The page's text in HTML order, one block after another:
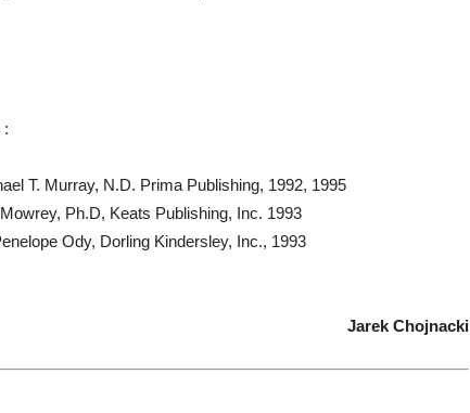
:
T. Murray, N.D. Prima Publishing, 1992, 1995
Ph.D, Keats Publishing, Inc. 1993
Ody, Dorling Kindersley, Inc., 1993
Jarek Chojnacki